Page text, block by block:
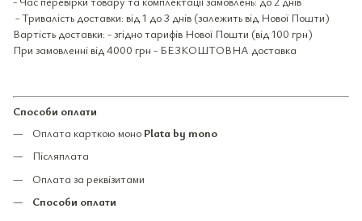
- Тривалість доставки: від 1 до 3 днів (залежить від Нової Пошти)
Вартість доставки: - згідно тарифів Нової Пошти (від 100 грн)
При замовленні від 4000 грн - БЕЗКОШТОВНА доставка
Способи оплати
Оплата карткою моно Plata by mono
Післяплата
Оплата за реквізитами
Способи оплати